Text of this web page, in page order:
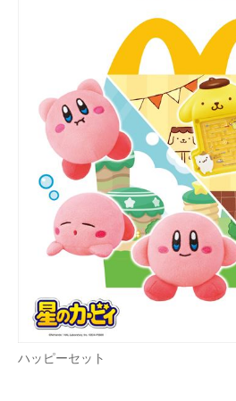
好きが集まる 比べて選べる
ビジネスと働き方のヒント
AI活用のいまが分かる
企業ITのトレンドを詳説
経営リーダーのコミュニティ
マーケ×ITの今がよく分かる
ITエンジニア向け専門サイト
企業向けIT製品の総合サイト
IT製品の技術・比較・事例
製造業のIT導入・活用を支援
ハッピーセット